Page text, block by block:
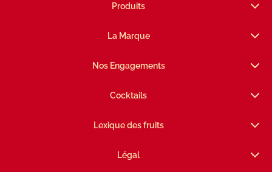
Produits
La Marque
Nos Engagements
Cocktails
Lexique des fruits
Légal